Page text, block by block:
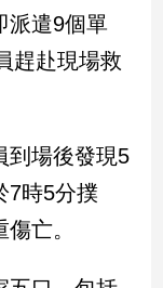
派遣9個單
趕赴現場救
到場後發現5
7時5分撲
亡。